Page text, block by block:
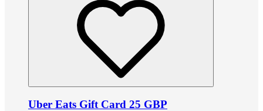
Uber Eats Gift Card 25 GBP